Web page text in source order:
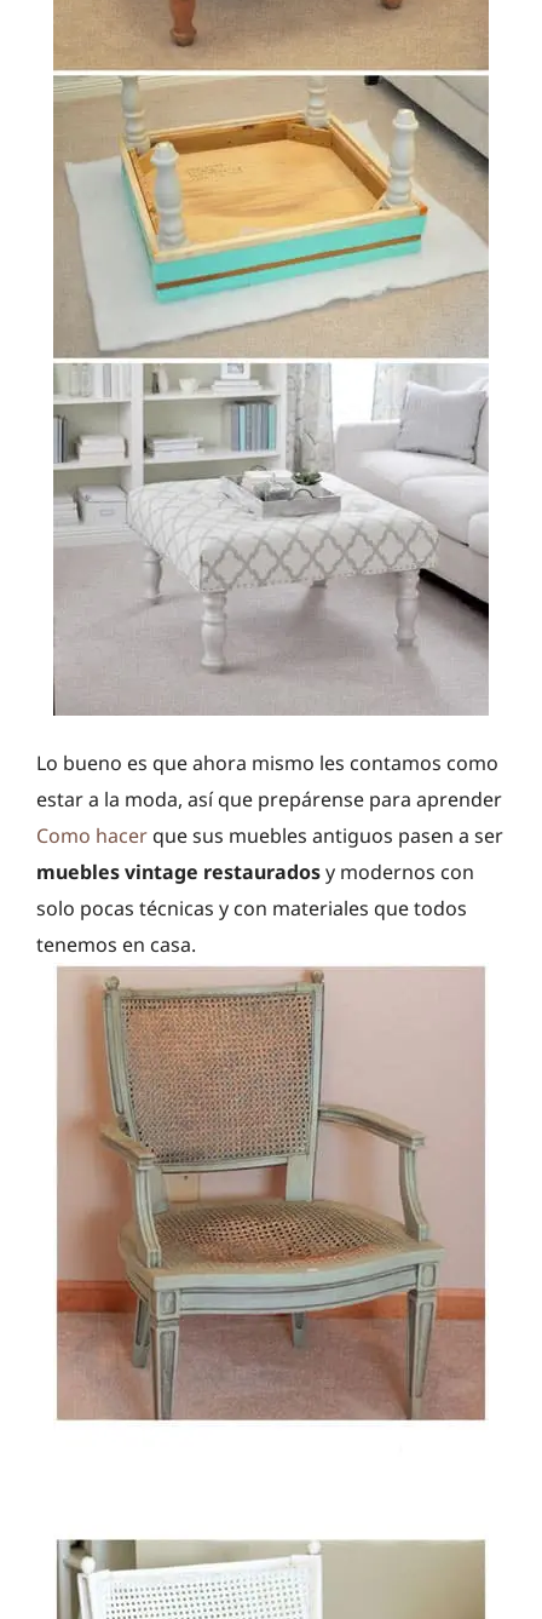
Lo bueno es que ahora mismo les contamos como
estar a la moda, así que prepárense para aprender
Como hacer que sus muebles antiguos pasen a ser
muebles vintage restauradosy modernos con
solo pocas técnicas y con materiales que todos
tenemos en casa.